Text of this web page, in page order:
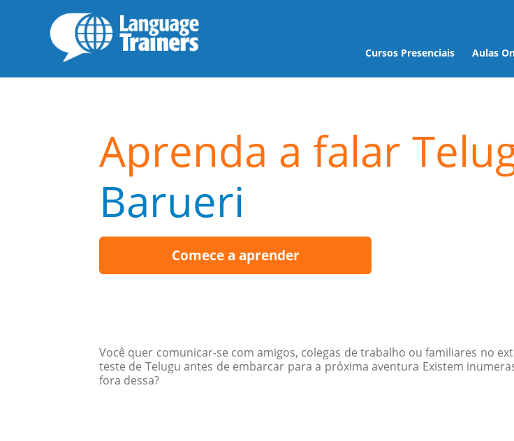
Cursos Presenciais Aulas
Aprenda a falar
Barueri
Comece a aprender
Você quer comunicar-se com amigos, colegas de trabalho ou familiares no
teste de Telugu antes de embarcar para a próxima aventura Existem
fora dessa?